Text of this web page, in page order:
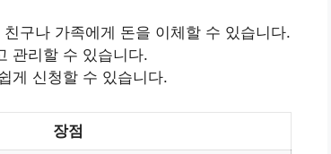
구나 가족에게 돈을 이체할 수 있습니다.
관리할 수 있습니다.
게 신청할 수 있습니다.
장점